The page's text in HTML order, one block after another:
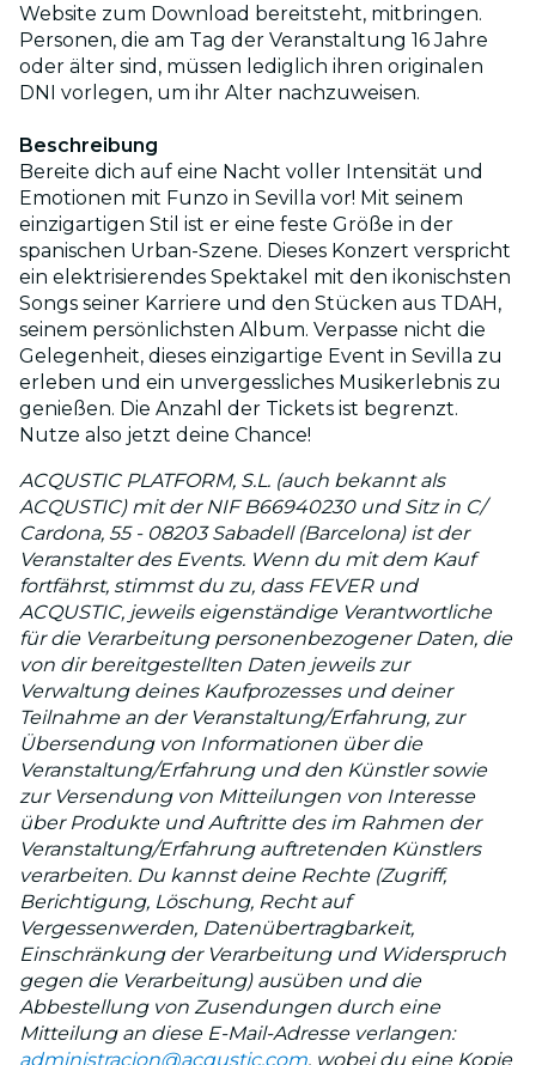
Website zum Download bereitsteht, mitbringen.
Personen, die am Tag der Veranstaltung 16 Jahre
oder älter sind, müssen lediglich ihren originalen
DNI vorlegen, um ihr Alter nachzuweisen.
Beschreibung
Bereite dich auf eine Nacht voller Intensität und
Emotionen mit Funzo in Sevilla vor! Mit seinem
einzigartigen Stil ist er eine feste Größe in der
spanischen Urban-Szene. Dieses Konzert verspricht
ein elektrisierendes Spektakel mit den ikonischsten
Songs seiner Karriere und den Stücken aus TDAH,
seinem persönlichsten Album. Verpasse nicht die
Gelegenheit, dieses einzigartige Event in Sevilla zu
erleben und ein unvergessliches Musikerlebnis zu
genießen. Die Anzahl der Tickets ist begrenzt.
Nutze also jetzt deine Chance!
ACQUSTIC PLATFORM, S.L. (auch bekannt als
ACQUSTIC) mit der NIF B66940230 und Sitz in C/
Cardona, 55 - 08203 Sabadell (Barcelona) ist der
Veranstalter des Events. Wenn du mit dem Kauf
fortfährst, stimmst du zu, dass FEVER und
ACQUSTIC, jeweils eigenständige Verantwortliche
für die Verarbeitung personenbezogener Daten, die
von dir bereitgestellten Daten jeweils zur
Verwaltung deines Kaufprozesses und deiner
Teilnahme an der Veranstaltung/Erfahrung, zur
Übersendung von Informationen über die
Veranstaltung/Erfahrung und den Künstler sowie
zur Versendung von Mitteilungen von Interesse
über Produkte und Auftritte des im Rahmen der
Veranstaltung/Erfahrung auftretenden Künstlers
verarbeiten. Du kannst deine Rechte (Zugriff,
Berichtigung, Löschung, Recht auf
Vergessenwerden, Datenübertragbarkeit,
Einschränkung der Verarbeitung und Widerspruch
gegen die Verarbeitung) ausüben und die
Abbestellung von Zusendungen durch eine
Mitteilung an diese E-Mail-Adresse verlangen:
administracion@acqustic.com, wobei du eine Kopie